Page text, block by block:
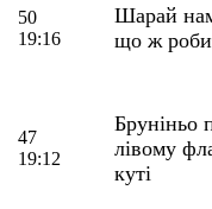
50
19:16
Шарай
що ж
47
19:12
Бруніньо
лівому
куті